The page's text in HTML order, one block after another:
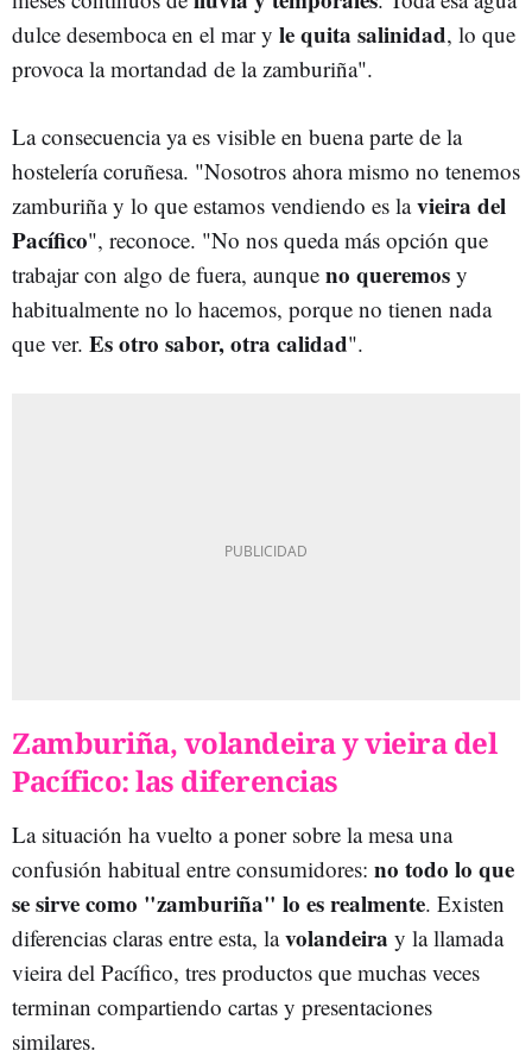
dulce desemboca en el mar y le quita salinidad, lo que
provoca la mortandad de la zamburiña".
La consecuencia ya es visible en buena parte de la
hostelería coruñesa. "Nosotros ahora mismo no tenemos
zamburiña y lo que estamos vendiendo es lavieira del
Pacífico", reconoce. "No nos queda más opción que
trabajar con algo de fuera, aunque no queremos y
habitualmente no lo hacemos, porque no tienen nada
que ver. Es otro sabor, otra calidad".
Zamburiña, volandeira y vieira del
Pacífico: las diferencias
La situación ha vuelto a poner sobre la mesa una
confusión habitual entre consumidores: no todo lo que
se sirve como "zamburiña" lo es realmente. Existen
diferencias claras entre esta, lavolandeira y la llamada
vieira del Pacífico, tres productos que muchas veces
terminan compartiendo cartas y presentaciones
similares.